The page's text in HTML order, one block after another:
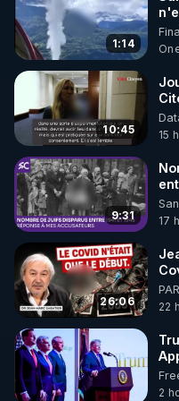
🌱 INSTAGRAM
https://
http://rgnr.li/instagram
🌱 LA NEWSLETTER
Pour ne pas rater
http://rgnr.li/news
🌱 VIDÉOS NON
Toutes les vidéos
http://rgnr.li/odysee
🌱 LES STAGES EN
http://rgnr.li/stages
1:14
10:45
15
9:31
à
17
26:06
22
2